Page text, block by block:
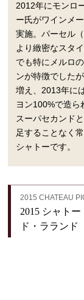
2012年にモンロ
ー氏がワインメ
実施。パーセル
より緻密なスタ
でも特にメルロ
ンが特徴でした
増え、2013年に
ヨン100%で造ら
スーパセカンド
足することなく
シャトーです。
2015 CHATEAU
2015 シャト
ド・ラランド